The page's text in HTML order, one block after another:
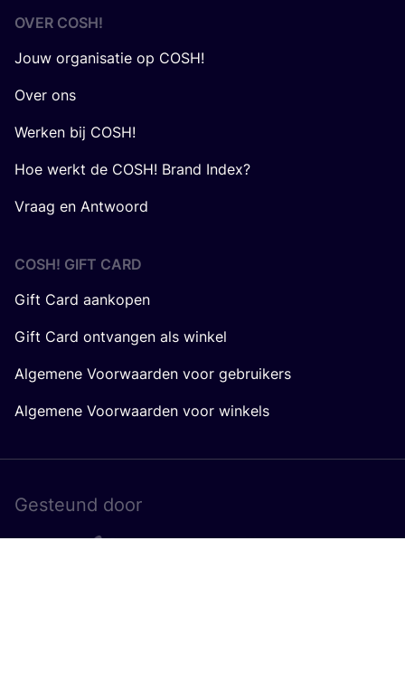
OVER COSH!
Jouw organisatie op COSH!
Over ons
Werken bij COSH!
Hoe werkt de COSH! Brand Index?
Vraag en Antwoord
COSH! GIFT CARD
Gift Card aankopen
Gift Card ontvangen als winkel
Algemene Voorwaarden voor gebruikers
Algemene Voorwaarden voor winkels
Gesteund door